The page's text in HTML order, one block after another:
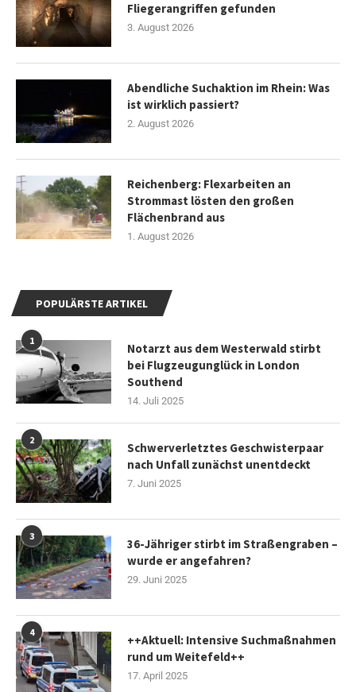
Fliegerangriffen gefunden
3. August 2026
Abendliche Suchaktion im Rhein: Was
ist wirklich passiert?
2. August 2026
Reichenberg: Flexarbeiten an
Strommast lösten den großen
Flächenbrand aus
1. August 2026
POPULÄRSTE ARTIKEL
1
Notarzt aus dem Westerwald stirbt
bei Flugzeugunglück in London
Southend
14. Juli 2025
2
Schwerverletztes Geschwisterpaar
nach Unfall zunächst unentdeckt
7. Juni 2025
3
36-Jähriger stirbt im Straßengraben –
wurde er angefahren?
29. Juni 2025
4
++Aktuell: Intensive Suchmaßnahmen
rund um Weitefeld++
17. April 2025